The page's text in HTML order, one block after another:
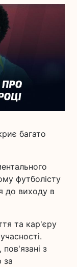
багато
футболісту
до виходу в
та кар'єру
пов'язані з
за